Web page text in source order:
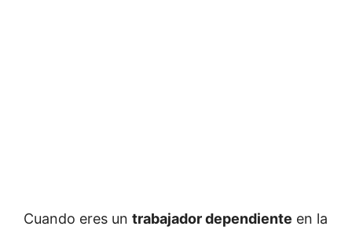
Cuando eres un trabajador dependiente en la